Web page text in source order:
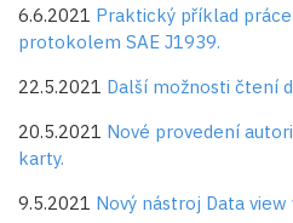
6.6.2021 Praktický příklad
protokolem SAE J1939.
22.5.2021 Další možnosti čtení
20.5.2021 Nové provedení
karty.
9.5.2021 Nový nástroj Data